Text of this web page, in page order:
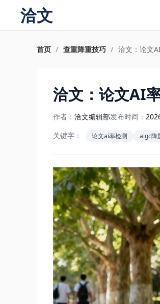
洽文
首页 / 查重降重技巧 / 洽文：论文
洽文：论文AI
作者： 洽文编辑部发布时间：
关键字：
论文ai率检测 aigc降